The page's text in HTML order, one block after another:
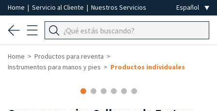
Home | Servicio al Cliente | Nuestros Servicios
Home
Productos para reventa
Instrumentos para manos y pies
Productos individuales